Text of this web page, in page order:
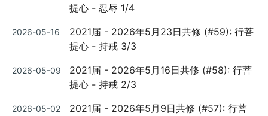
提心 - 忍辱 1/4
Posted
2026-05-16
2021届 - 2026年5月23日共修 (#59): 行菩
提心 - 持戒 3/3
Posted
2026-05-09
2021届 - 2026年5月16日共修 (#58): 行菩
提心 - 持戒 2/3
Posted
2026-05-02
2021届 - 2026年5月9日共修 (#57): 行菩